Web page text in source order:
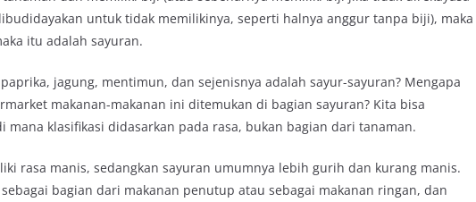
untuk tidak memilikinya, seperti halnya anggur tanpa biji), maka
itu adalah sayuran.
jagung, mentimun, dan sejenisnya adalah sayur-sayuran? Mengapa
makanan-makanan ini ditemukan di bagian sayuran? Kita bisa
mana klasifikasi didasarkan pada rasa, bukan bagian dari tanaman.
rasa manis, sedangkan sayuran umumnya lebih gurih dan kurang manis.
bagian dari makanan penutup atau sebagai makanan ringan, dan